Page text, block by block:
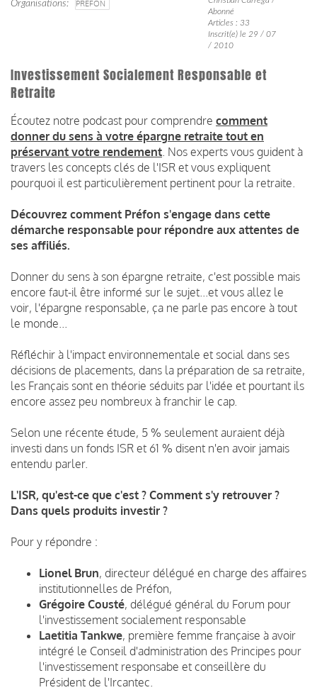
Organisations PRÉFON
Abonné
Articles : 33
Inscrit(e) le 29 / 07
/ 2010
Investissement Socialement Responsable et
Retraite
Écoutez notre podcast pour comprendre comment
donner du sens à votre épargne retraite tout en
préservant votre rendement Nos experts vous guident à
travers les concepts clés de l'ISR et vous expliquent
pourquoi il est particulièrement pertinent pour la retraite.
Découvrez comment Préfon s'engage dans cette
démarche responsable pour répondre aux attentes de
ses affiliés.
Donner du sens à son épargne retraite, c'est possible mais
encore faut-il être informé sur le sujet...et vous allez le
voir, l'épargne responsable, ça ne parle pas encore à tout
le monde...
Réfléchir à l'impact environnementale et social dans ses
décisions de placements, dans la préparation de sa retraite,
les Français sont en théorie séduits par l'idée et pourtant ils
encore assez peu nombreux à franchir le cap.
Selon une récente étude, 5 % seulement auraient déjà
investi dans un fonds ISR et 61 % disent n'en avoir jamais
entendu parler.
L'ISR, qu'est-ce que c'est ? Comment s'y retrouver ?
Dans quels produits investir ?
Pour y répondre :
Lionel Brun, directeur délégué en charge des affaires
institutionnelles de Préfon,
Grégoire Cousté, délégué général du Forum pour
l'investissement socialement responsable
Laetitia Tankwe, première femme française à avoir
intégré le Conseil d'administration des Principes pour
l'investissement responsabe et conseillère du
Président de l'Ircantec.